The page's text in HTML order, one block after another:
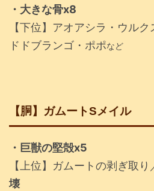
・大きな骨x8
【下位】アオアシラ・ウル
ドドブランゴ・ポポなど
【胴】ガムートSメイル
・巨獣の堅殻x5
【上位】ガムートの剥ぎ取
壊